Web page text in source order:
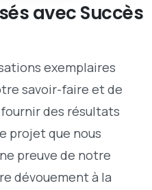
avecSuccès
exemplaires
savoir-faire et de
des résultats
projet que nous
preuve de notre
dévouement à la